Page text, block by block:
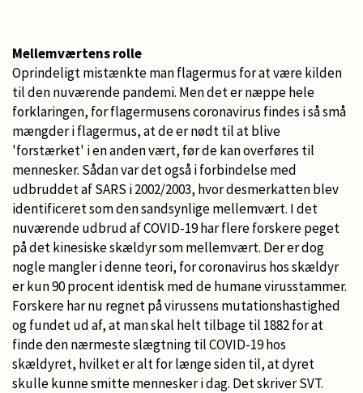
Mellemværtens rolle
Oprindeligt mistænkte man flagermus for at være kilden
til den nuværende pandemi. Men det er næppe hele
forklaringen, for flagermusens coronavirus findes i så små
mængder i flagermus, at de er nødt til at blive
'forstærket' i en anden vært, før de kan overføres til
mennesker. Sådan var det også i forbindelse med
udbruddet af SARS i 2002/2003, hvor desmerkatten blev
identificeret som den sandsynlige mellemvært. I det
nuværende udbrud af COVID-19 har flere forskere peget
på det kinesiske skældyr som mellemvært. Der er dog
nogle mangler i denne teori, for coronavirus hos skældyr
er kun 90 procent identisk med de humane virusstammer.
Forskere har nu regnet på virussens mutationshastighed
og fundet ud af, at man skal helt tilbage til 1882 for at
finde den nærmeste slægtning til COVID-19 hos
skældyret, hvilket er alt for længe siden til, at dyret
skulle kunne smitte mennesker i dag. Det skriver SVT.